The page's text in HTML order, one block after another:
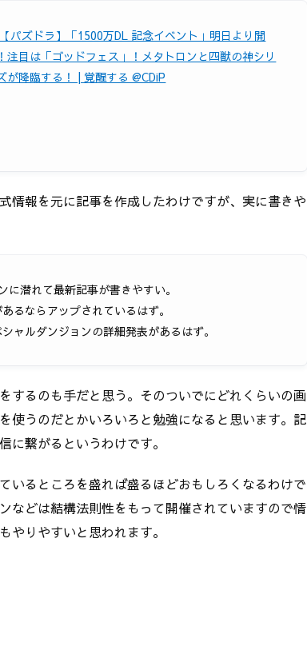
パズドラ】「1500万DL 記念イベント」明日より開
注目は「ゴッドフェス」！メタトロンと四獣の神シリ
が降臨する！ | 覚醒する @CDiP
情報を元に記事を作成したわけですが、実に書きや
潜れて最新記事が書きやすい。
るならアップされているはず。
ャルダンジョンの詳細発表があるはず。
するのも手だと思う。そのついでにどれくらいの画
使うのだとかいろいろと勉強になると思います。記
に繋がるというわけです。
いるところを盛れば盛るほどおもしろくなるわけで
などは結構法則性をもって開催されていますので情
やりやすいと思われます。